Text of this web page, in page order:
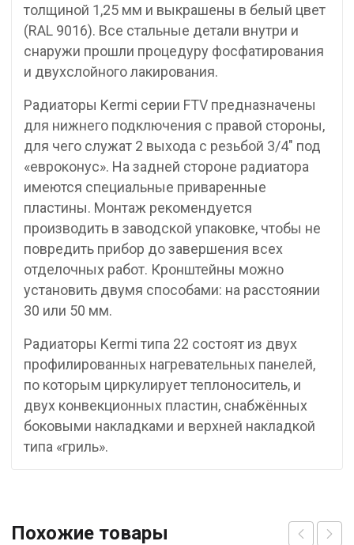
толщиной 1,25 мм и выкрашены в белый цвет
(RAL 9016). Все стальные детали внутри и
снаружи прошли процедуру фосфатирования
и двухслойного лакирования.
Радиаторы Kermi серии FTV предназначены
для нижнего подключения с правой стороны,
для чего служат 2 выхода с резьбой 3/4″ под
«евроконус». На задней стороне радиатора
имеются специальные приваренные
пластины. Монтаж рекомендуется
производить в заводской упаковке, чтобы не
повредить прибор до завершения всех
отделочных работ. Кронштейны можно
установить двумя способами: на расстоянии
30 или 50 мм.
Радиаторы Kermi типа 22 состоят из двух
профилированных нагревательных панелей,
по которым циркулирует теплоноситель, и
двух конвекционных пластин, снабжённых
боковыми накладками и верхней накладкой
типа «гриль».
Похожие товары